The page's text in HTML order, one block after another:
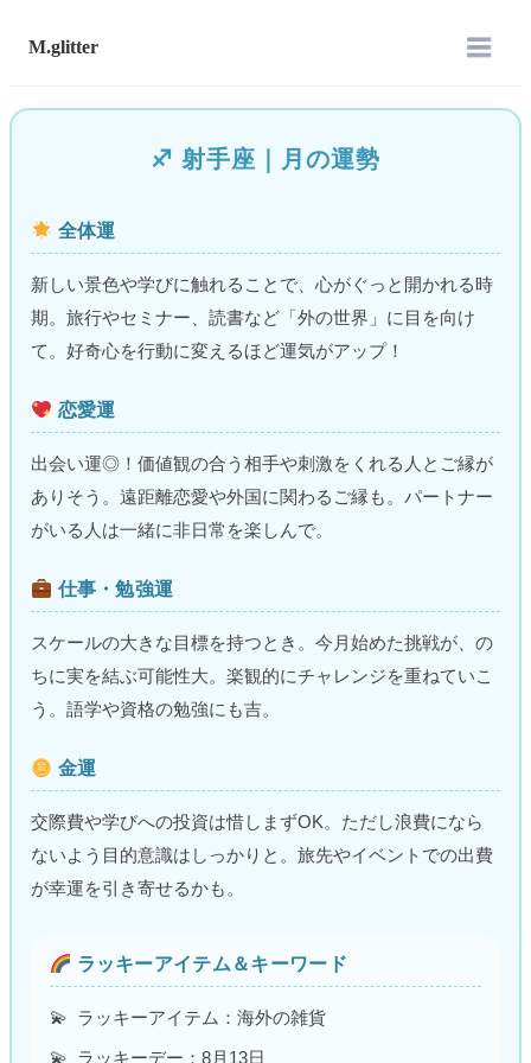
M.glitter
♐︎ 射手座｜月の運勢
全体運
新しい景色や学びに触れることで、心がぐっと開かれる時
期。旅行やセミナー、読書など「外の世界」に目を向け
て。好奇心を行動に変えるほど運気がアップ！
恋愛運
出会い運◎！価値観の合う相手や刺激をくれる人とご縁が
ありそう。遠距離恋愛や外国に関わるご縁も。パートナー
がいる人は一緒に非日常を楽しんで。
仕事・勉強運
スケールの大きな目標を持つとき。今月始めた挑戦が、の
ちに実を結ぶ可能性大。楽観的にチャレンジを重ねていこ
う。語学や資格の勉強にも吉。
金運
交際費や学びへの投資は惜しまずOK。ただし浪費になら
ないよう目的意識はしっかりと。旅先やイベントでの出費
が幸運を引き寄せるかも。
ラッキーアイテム＆キーワード
ラッキーアイテム：海外の雑貨
ラッキーデー：8月13日